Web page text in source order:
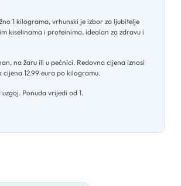
1 kilograma, vrhunski je izbor za ljubitelje
kiselinama i proteinima, idealan za zdravu i
na žaru ili u pećnici. Redovna cijena iznosi
12.99 eura po kilogramu.
. Ponuda vrijedi od 1.